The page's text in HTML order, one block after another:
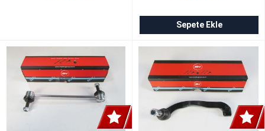
7H5807489GRU
Sepete Ekle